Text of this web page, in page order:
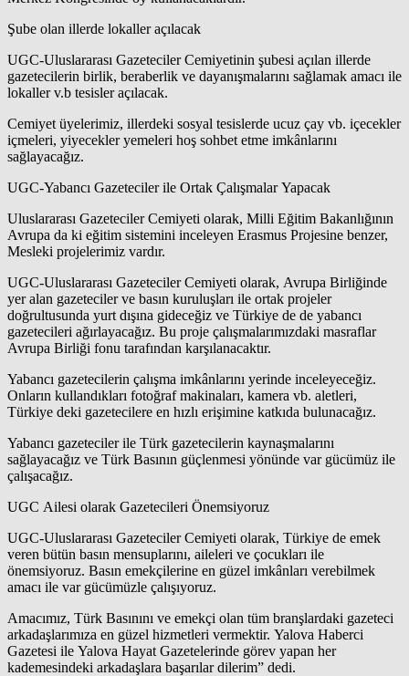
Şube olan illerde lokaller açılacak
UGC-Uluslararası Gazeteciler Cemiyetinin şubesi açılan illerde
gazetecilerin birlik, beraberlik ve dayanışmalarını sağlamak amacı ile
lokaller v.b tesisler açılacak.
Cemiyet üyelerimiz, illerdeki sosyal tesislerde ucuz çay vb. içecekler
içmeleri, yiyecekler yemeleri hoş sohbet etme imkânlarını
sağlayacağız.
UGC-Yabancı Gazeteciler ile Ortak Çalışmalar Yapacak
Uluslararası Gazeteciler Cemiyeti olarak, Milli Eğitim Bakanlığının
Avrupa da ki eğitim sistemini inceleyen Erasmus Projesine benzer,
Mesleki projelerimiz vardır.
UGC-Uluslararası Gazeteciler Cemiyeti olarak, Avrupa Birliğinde
yer alan gazeteciler ve basın kuruluşları ile ortak projeler
doğrultusunda yurt dışına gideceğiz ve Türkiye de de yabancı
gazetecileri ağırlayacağız. Bu proje çalışmalarımızdaki masraflar
Avrupa Birliği fonu tarafından karşılanacaktır.
Yabancı gazetecilerin çalışma imkânlarını yerinde inceleyeceğiz.
Onların kullandıkları fotoğraf makinaları, kamera vb. aletleri,
Türkiye deki gazetecilere en hızlı erişimine katkıda bulunacağız.
Yabancı gazeteciler ile Türk gazetecilerin kaynaşmalarını
sağlayacağız ve Türk Basının güçlenmesi yönünde var gücümüz ile
çalışacağız.
UGC Ailesi olarak Gazetecileri Önemsiyoruz
UGC-Uluslararası Gazeteciler Cemiyeti olarak, Türkiye de emek
veren bütün basın mensuplarını, aileleri ve çocukları ile
önemsiyoruz. Basın emekçilerine en güzel imkânları verebilmek
amacı ile var gücümüzle çalışıyoruz.
Amacımız, Türk Basınını ve emekçi olan tüm branşlardaki gazeteci
arkadaşlarımıza en güzel hizmetleri vermektir. Yalova Haberci
Gazetesi ile Yalova Hayat Gazetelerinde görev yapan her
kademesindeki arkadaşlara başarılar dilerim” dedi.